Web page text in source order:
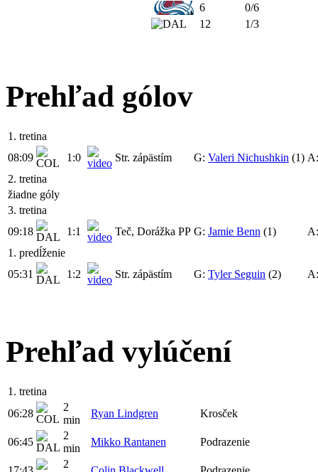
6
0/6
12
1/3
Prehľad gólov
1. tretina
08:09
1:0 Str. zápästím G: Valeri Nichushkin (1)
2. tretina
žiadne góly
3. tretina
09:18
1:1 Teč, Dorážka PP G: Jamie Benn (1)
1. predĺženie
05:31
1:2 Str. zápästím G: Tyler Seguin (2)
Prehľad vylúčení
1. tretina
06:28
2
min
Ryan Lindgren Krosček
06:45
2
min
Mikko Rantanen Podrazenie
2